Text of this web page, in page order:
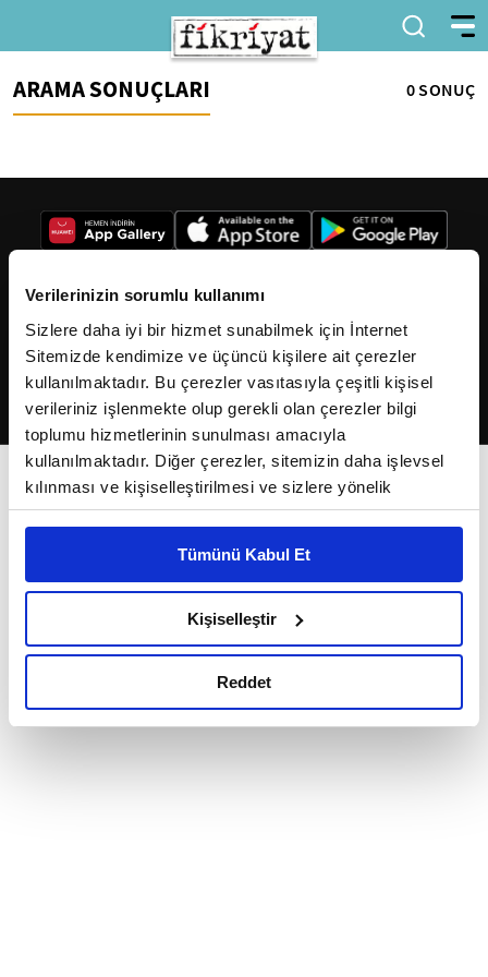
Verilerinizin sorumlu kullanımı
Sizlere daha iyi bir hizmet sunabilmek için İnternet
Sitemizde kendimize ve üçüncü kişilere ait çerezler
kullanılmaktadır. Bu çerezler vasıtasıyla çeşitli kişisel
verileriniz işlenmekte olup gerekli olan çerezler bilgi
toplumu hizmetlerinin sunulması amacıyla
kullanılmaktadır. Diğer çerezler, sitemizin daha işlevsel
kılınması ve kişiselleştirilmesi ve sizlere yönelik
reklam/pazarlama faaliyetlerinin yapılması, amaçlarıyla
Çerezlere ilişkin tercihlerinizi çerez paneli vasıtasıyla
belirleyebilirsiniz. Çerezlere ilişkin detaylı bilgi için
Ayarlar butonuna tıklayabilir,Çerez Bilgilendirme
Metnimizi ziyaret edebilirsiniz.
okumak ve sitemizi ziyaretiniz kapsamında
Tümünü Kabul Et
Kişiselleştir
Reddet
ARAMA SONUÇLARI 0 SONUÇ
2026Fikriyat. Tüm hakları saklıdır.